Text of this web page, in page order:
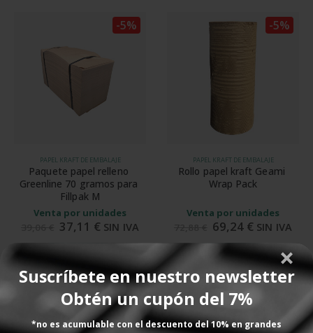
Suscríbete en nuestro newsletter
Obtén un cupón del 7%
*no es acumulable con el descuento del 10% en grandes
PAPEL KRAFT DE EMBALAJE
Paquete papel relleno
Greenline 70 gramos para
Fillpak M
Venta por unidades
37,11 € SIN IVA
-5%
PAPEL KRAFT DE EMBALAJE
Rollo papel kraft Geami
Wrap Pack
Venta por unidades
69,24 € SIN IVA
-5%
-5%